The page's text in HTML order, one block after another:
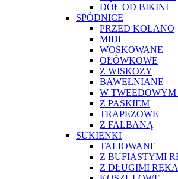
DÓŁ OD BIKINI
SPÓDNICE
PRZED KOLANO
MIDI
WOSKOWANE
OŁÓWKOWE
Z WISKOZY
BAWEŁNIANE
W
Z PASKIEM
TRAPEZOWE
Z FALBANĄ
SUKIENKI
TALIOWANE
Z BUFIASTYMI
Z DŁUGIMI